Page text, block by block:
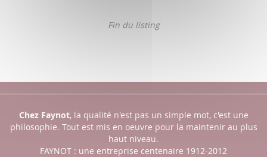
Fin du listing
Chez Faynot, la qualité n'est pas un simple mot, c'est une
philosophie. Tout est mis en oeuvre pour la maintenir au plus
haut niveau.
FAYNOT : une entreprise centenaire 1912-2012